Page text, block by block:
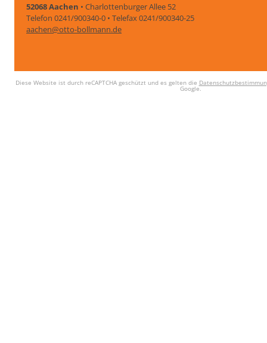
52068 Aachen • Charlottenburger Allee 52
Telefon 0241/900340-0 • Telefax 0241/900340-25
aachen@otto-bollmann.de
Diese Website ist durch reCAPTCHA geschützt und es gelten die
Google.